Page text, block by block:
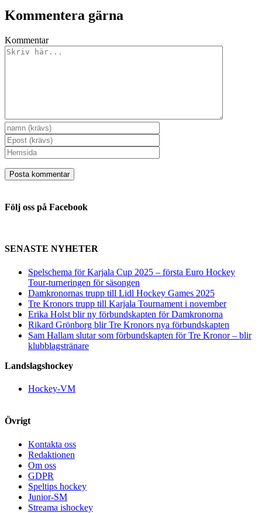
Kommentera gärna
Kommentar
Följ oss på Facebook
SENASTE NYHETER
Spelschema för Karjala Cup 2025 – första Euro Hockey
Tour-turneringen för säsongen
Damkronornas trupp till Lidl Hockey Games 2025
Tre Kronors trupp till Karjala Tournament i november
Erika Holst blir ny förbundskapten för Damkronorna
Rikard Grönborg blir Tre Kronors nya förbundskapten
Sam Hallam slutar som förbundskapten för Tre Kronor – blir
klubblagstränare
Landslagshockey
Hockey-VM
Övrigt
Kontakta oss
Redaktionen
Om oss
GDPR
Speltips hockey
Junior-SM
Streama ishockey